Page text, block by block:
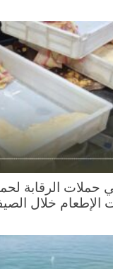
الرقابة لحماية
خلال الصيف؟